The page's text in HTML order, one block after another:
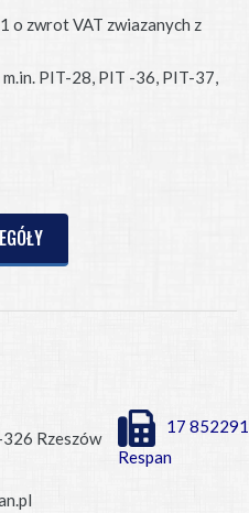
o zwrot VAT zwiazanych z
PIT-28, PIT -36, PIT-37,
Rzeszów
17
Respan